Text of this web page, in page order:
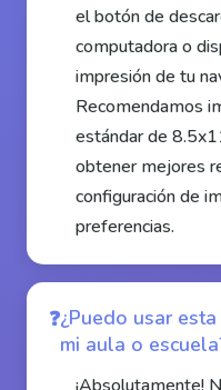
el botón de
computadora o
impresión de tu
Recomendamos
estándar de
obtener mejores
configuración de
preferencias.
¿Puedo usar
mi aula o